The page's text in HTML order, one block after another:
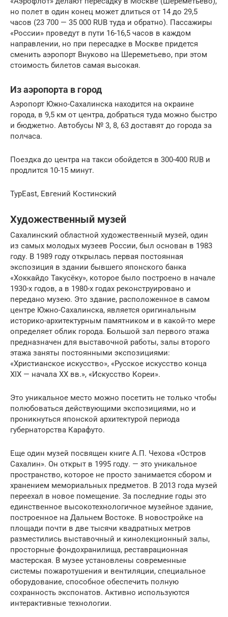
но полет в один конец может длиться от 14 до 29,5
часов (23 700 — 35 000 RUB туда и обратно). Пассажиры
«России» проведут в пути 16-16,5 часов в каждом
направлении, но при пересадке в Москве придется
сменить аэропорт Внуково на Шереметьево, при этом
стоимость билетов самая высокая.
Из аэропорта в город
Аэропорт Южно-Сахалинска находится на окраине
города, в 9,5 км от центра, добраться туда можно быстро
и бюджетно. Автобусы № 3, 8, 63 доставят до города за
полчаса.
Поездка до центра на такси обойдется в 300-400 RUB и
продлится 10-15 минут.
ТурEast, Евгений Костинский
Художественный музей
Сахалинский областной художественный музей, один
из самых молодых музеев России, был основан в 1983
году. В 1989 году открылась первая постоянная
экспозиция в здании бывшего японского банка
«Хоккайдо Такусёку», которое было построено в начале
1930-х годов, а в 1980-х годах реконструировано и
передано музею. Это здание, расположенное в самом
центре Южно-Сахалинска, является оригинальным
историко-архитектурным памятником и в какой-то мере
определяет облик города. Большой зал первого этажа
предназначен для выставочной работы, залы второго
этажа заняты постоянными экспозициями:
«Христианское искусство», «Русское искусство конца
XIX — начала XX вв.», «Искусство Кореи».
Это уникальное место можно посетить не только чтобы
полюбоваться действующими экспозициями, но и
проникнуться японской архитектурой периода
губернаторства Карафуто.
Еще один музей посвящен книге А.П. Чехова «Остров
Сахалин». Он открыт в 1995 году. — это уникальное
пространство, которое не просто занимается сбором и
хранением мемориальных предметов. В 2013 года музей
переехал в новое помещение. За последние годы это
единственное высокотехнологичное музейное здание,
построенное на Дальнем Востоке. В новостройке на
площади почти в две тысячи квадратных метров
разместились выставочный и кинолекционный залы,
просторные фондохранилища, реставрационная
мастерская. В музее установлены современные
системы пожаротушения и вентиляции, специальное
оборудование, способное обеспечить полную
сохранность экспонатов. Активно используются
интерактивные технологии.